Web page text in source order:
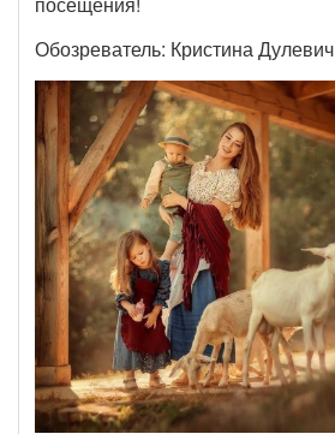
Обозреватель: Кристина Дулевич